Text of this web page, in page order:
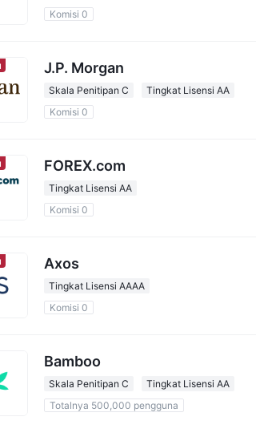
Komisi 0
J.P. Morgan
Skala Penitipan C
Tingkat Lisensi AA
Komisi 0
FOREX.com
Tingkat Lisensi AA
Komisi 0
Axos
Tingkat Lisensi AAAA
Komisi 0
Bamboo
Skala Penitipan C
Tingkat Lisensi AA
Totalnya 500,000 pengguna